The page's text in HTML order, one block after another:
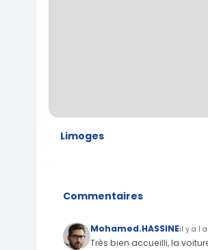
Limoges
Commentaires
Mohamed.HASSINEil y a 1
Très bien accueilli, la